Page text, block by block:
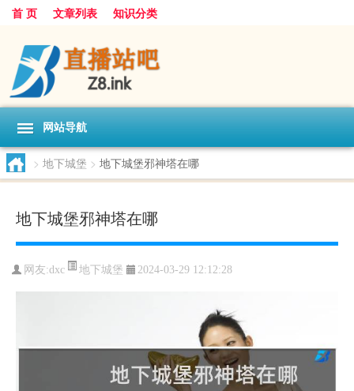
首 页 文章列表 知识分类
网站导航
> 地下城堡 > 地下城堡邪神塔在哪
地下城堡邪神塔在哪
网友:dxc 地下城堡 2024-03-29 12:12:28